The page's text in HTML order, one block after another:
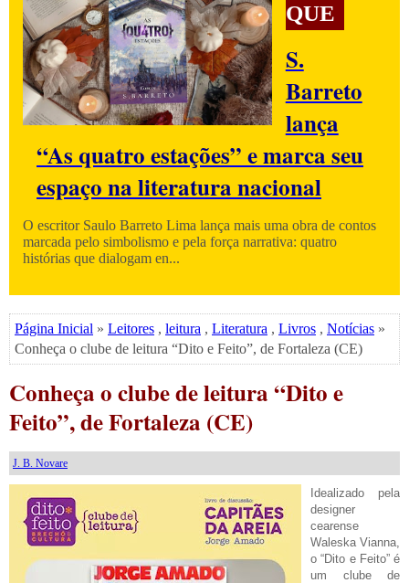
QUE
S.
Barreto
lança
“As quatro estações” e marca seu
espaço na literatura nacional
O escritor Saulo Barreto Lima lança mais uma obra de contos
marcada pelo simbolismo e pela força narrativa: quatro
histórias que dialogam en...
Página Inicial » Leitores , leitura , Literatura , Livros , Notícias »
Conheça o clube de leitura “Dito e Feito”, de Fortaleza (CE)
Conheça o clube de leitura “Dito e
Feito”, de Fortaleza (CE)
J. B. Novare
Idealizado pela
designer
cearense
Waleska Vianna,
o “Dito e Feito” é
um clube de